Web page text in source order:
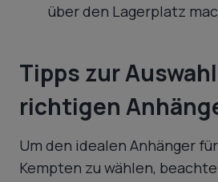
über den Lagerplatz
Tipps zur
richtigen
Um den idealen Anhänger
Kempten zu wählen,